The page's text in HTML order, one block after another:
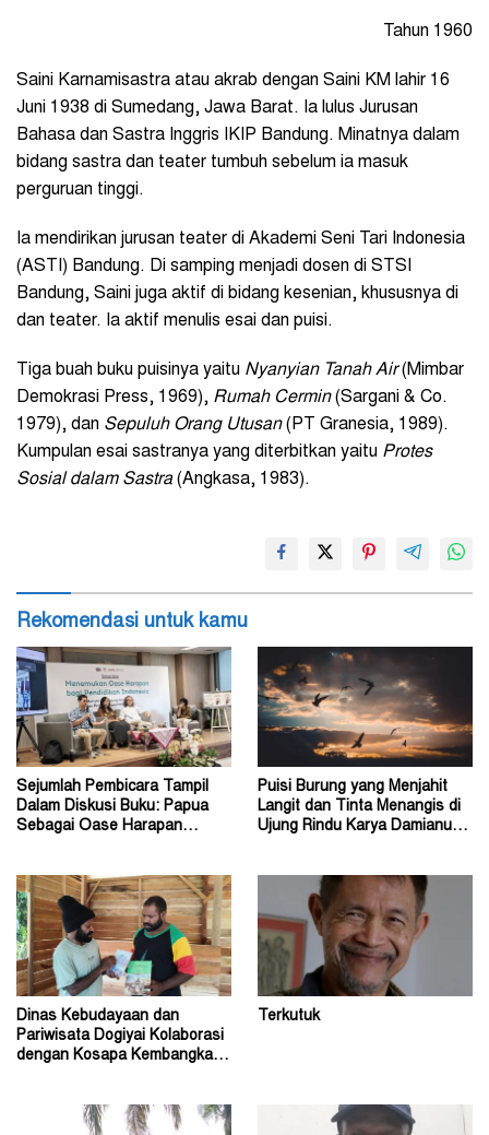
Tahun 1960
Saini Karnamisastra atau akrab dengan Saini KM lahir 16
Juni 1938 di Sumedang, Jawa Barat. Ia lulus Jurusan
Bahasa dan Sastra Inggris IKIP Bandung. Minatnya dalam
bidang sastra dan teater tumbuh sebelum ia masuk
perguruan tinggi.
Ia mendirikan jurusan teater di Akademi Seni Tari Indonesia
(ASTI) Bandung. Di samping menjadi dosen di STSI
Bandung, Saini juga aktif di bidang kesenian, khususnya di
dan teater. Ia aktif menulis esai dan puisi.
Tiga buah buku puisinya yaitu Nyanyian Tanah Air(Mimbar
Demokrasi Press, 1969), Rumah Cermin(Sargani & Co.
1979), dan Sepuluh Orang Utusan(PT Granesia, 1989).
Kumpulan esai sastranya yang diterbitkan yaitu Protes
Sosial dalam Sastra(Angkasa, 1983).
Rekomendasi untuk kamu
Sejumlah Pembicara Tampil
Dalam Diskusi Buku: Papua
Sebagai Oase Harapan
Puisi Burung yang Menjahit
Langit dan Tinta Menangis di
Ujung Rindu Karya Damianus
Dinas Kebudayaan dan
Pariwisata Dogiyai Kolaborasi
dengan Kosapa Kembangkan
Terkutuk